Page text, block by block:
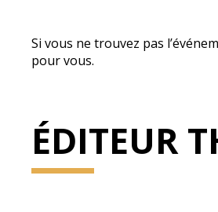
Si vous ne trouvez pas
pour vous.
ÉDITEUR